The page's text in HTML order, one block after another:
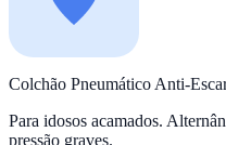
Colchão Pneumático Anti-
Para idosos acamados.
pressão graves.